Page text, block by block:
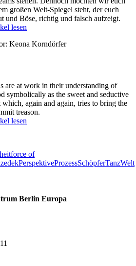
großen Welt-Spiegel steht, der euch
und Böse, richtig und falsch aufzeigt.
lesen
Keona Korndörfer
are at work in their understanding of
symbolically as the sweet and seductive
again and again, tries to bring the
treason.
lesen
force of
PerspektiveProzessSchöpferTanzWelt
Berlin Europa